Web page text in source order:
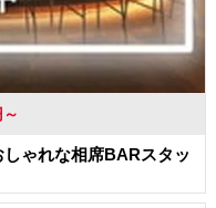
ゃれな相席BARスタッ